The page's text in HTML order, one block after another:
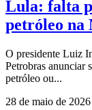
Lula: falta
petróleo na
O presidente Luiz
Petrobras anunciar
petróleo ou...
28 de maio de 2026